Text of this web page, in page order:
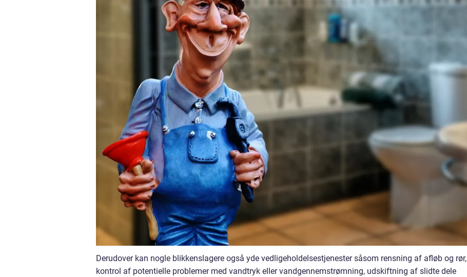
Derudover kan nogle blikkenslagere også yde vedligeholdelsestjenester såsom rensning af afløb og rør,
kontrol af potentielle problemer med vandtryk eller vandgennemstrømning, udskiftning af slidte dele